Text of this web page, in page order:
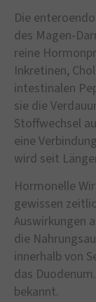
Die
des Magen-
reine
Inkretinen,
intestinalen
sie die
Stoffwechsel
eine
wird seit
Hormonelle
gewissen
Auswirkungen
die
innerhalb von
das
bekannt.